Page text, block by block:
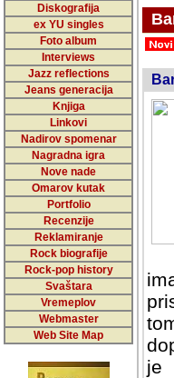
Diskografija
ex YU singles
Foto album
Interviews
Jazz reflections
Jeans generacija
Knjiga
Linkovi
Nadirov spomenar
Nagradna igra
Nove nade
Omarov kutak
Portfolio
Recenzije
Reklamiranje
Rock biografije
Rock-pop history
Svaštara
Vremeplov
Webmaster
Web Site Map
je